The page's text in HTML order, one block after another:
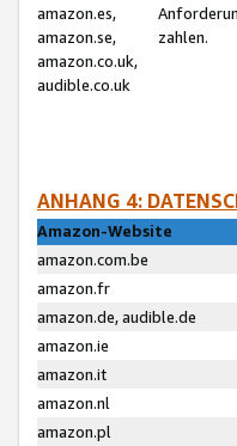
amazon.es,
amazon.se,
amazon.co.uk,
audible.co.uk
zahlen.
ANHANG 4:
Amazon-Website
amazon.com.be
amazon.fr
amazon.de, audible.de
amazon.ie
amazon.it
amazon.nl
amazon.pl